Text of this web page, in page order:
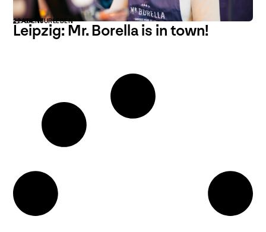
22. 04. 18
AGENTURLEBEN
Leipzig: Mr. Borella is in town!